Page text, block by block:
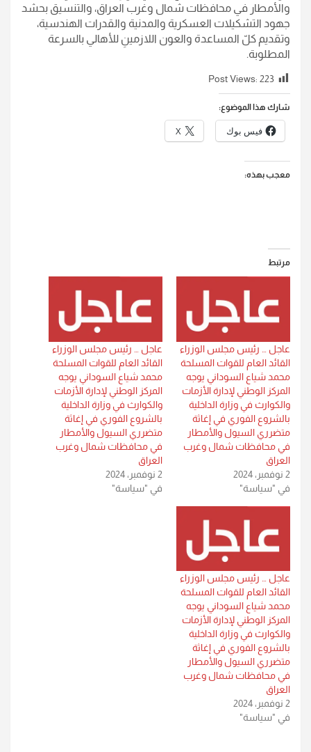
والأمطار في محافظات شمال وغرب العراق، والتنسيق بحشد
جهود التشكيلات العسكرية والمدنية والقدرات الهندسية،
وتقديم كلّ المساعدة والعون اللازمينِ للأهالي بالسرعة
المطلوبة.
Post Views: 223
شارك هذا الموضوع:
فيس بوك X
معجب بهذه:
مرتبط
عاجل … رئيس مجلس الوزراء
القائد العام للقوات المسلحة
محمد شياع السوداني يوجه
المركز الوطني لإدارة الأزمات
والكوارث في وزارة الداخلية
بالشروع الفوري في إغاثة
متضرري السيول والأمطار
في محافظات شمال وغرب
العراق
2 نوفمبر، 2024
في "سياسة"
عاجل … رئيس مجلس الوزراء
القائد العام للقوات المسلحة
محمد شياع السوداني يوجه
المركز الوطني لإدارة الأزمات
والكوارث في وزارة الداخلية
بالشروع الفوري في إغاثة
متضرري السيول والأمطار
في محافظات شمال وغرب
العراق
2 نوفمبر، 2024
في "سياسة"
عاجل … رئيس مجلس الوزراء
القائد العام للقوات المسلحة
محمد شياع السوداني يوجه
المركز الوطني لإدارة الأزمات
والكوارث في وزارة الداخلية
بالشروع الفوري في إغاثة
متضرري السيول والأمطار
في محافظات شمال وغرب
العراق
2 نوفمبر، 2024
في "سياسة"